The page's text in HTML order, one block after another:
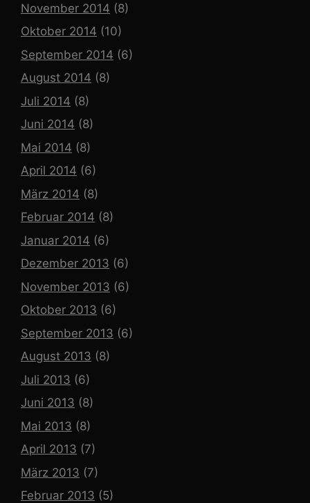
November 2014 (8)
Oktober 2014 (10)
September 2014 (6)
August 2014 (8)
Juli 2014 (8)
Juni 2014 (8)
Mai 2014 (8)
April 2014 (6)
März 2014 (8)
Februar 2014 (8)
Januar 2014 (6)
Dezember 2013 (6)
November 2013 (6)
Oktober 2013 (6)
September 2013 (6)
August 2013 (8)
Juli 2013 (6)
Juni 2013 (8)
Mai 2013 (8)
April 2013 (7)
März 2013 (7)
Februar 2013 (5)